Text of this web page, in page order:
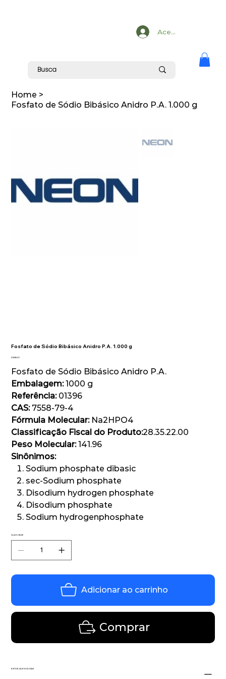
Acesse
Home >
Fosfato de Sódio Bibásico Anidro P.A. 1.000 g
Fosfato de Sódio Bibásico Anidro P.A. 1.000 g
Preço
R$ 98,00
Fosfato de Sódio Bibásico Anidro P.A.
Embalagem:1000 g
Referência:01396
CAS:7558-79-4
Fórmula Molecular:Na2HPO4
Classificação Fiscal do Produto:28.35.22.00
Peso Molecular:141.96
Sinônimos:
Sodium phosphate dibasic
sec-Sodium phosphate
Disodium hydrogen phosphate
Disodium phosphate
Sodium hydrogenphosphate
Quantidade
Adicionar ao carrinho
Comprar
ENTREGA EM 20 DIAS